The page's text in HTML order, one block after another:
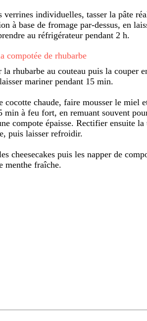
verrines individuelles, tasser la pâte
à base de fromage par-dessus, en
au réfrigérateur pendant 2 h.
compotée de rhubarbe
la rhubarbe au couteau puis la couper
mariner pendant 15 min.
cocotte chaude, faire mousser le miel
min à feu fort, en remuant souvent
compote épaisse. Rectifier ensuite
puis laisser refroidir.
cheesecakes puis les napper de
menthe fraîche.